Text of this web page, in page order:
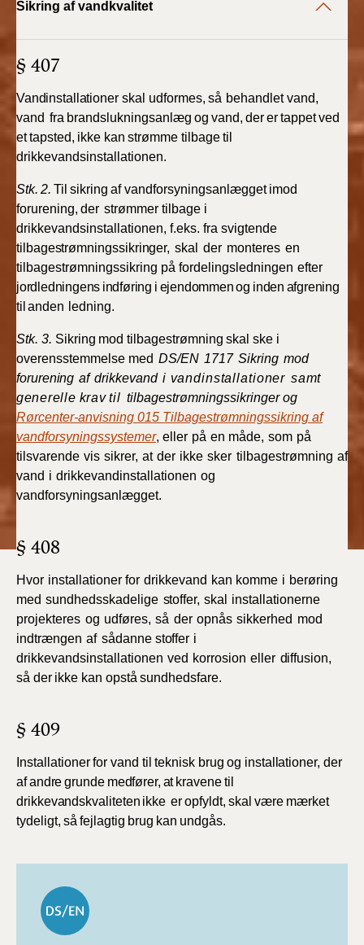
2022)
2022)
BR18 (29/6 - 31/12
2021)
BR18 (1/1-29/6
BR18 (1/7-31/12
2020)
BR18 (10/3-30/6
2020)
BR18 (1/1-9/3 2020)
BR18 (4/7-31/12
2019)
BR18 (1/1-4/7 2019)
BR18 (1/7-31/12
2018)
2018)
BR15 (2015-2018)
Tidligere BR (1961-
2010)
Sikring af vandkvalitet
§ 407
Vandinstallationer skal udformes, så behandlet vand,
vand fra brandslukningsanlæg og vand, derertappetved
ettapsted, ikke kan strømme tilbagetil
drikkevandsinstallationen.
Stk. 2. Til sikring af vandforsyningsanlægget imod
forurening, der strømmer tilbage i
drikkevandsinstallationen, f.eks. fra svigtende
tilbagestrømningssikringer, skal der monteres en
tilbagestrømningssikring på fordelingsledningen efter
jordledningens indføring i ejendommenog inden afgrening
til anden ledning.
Stk. 3. Sikring mod tilbagestrømning skal ske i
overensstemmelse med DS/EN 1717 Sikring mod
forurening af drikkevand i vandinstallationer samt
generelle krav til tilbagestrømningssikringer og
Rørcenter-anvisning 015 Tilbagestrømningssikring af
vandforsyningssystemer, eller på en måde, som på
tilsvarende vis sikrer, at der ikke sker tilbagestrømning af
vand i drikkevandinstallationen og
vandforsyningsanlægget.
§ 408
Hvor installationer for drikkevand kan komme i berøring
med sundhedsskadelige stoffer, skal
installationerne
projekteres og udføres, så der opnås sikkerhed mod
indtrængen af sådanne stoffer i
drikkevandsinstallationen ved korrosion eller diffusion,
så der ikke kan opstå sundhedsfare.
§ 409
Installationer for vand til teknisk brug og installationer, der
afandregrunde medfører, at kravenetil
drikkevandskvaliteten ikke eropfyldt, skal være mærket
tydeligt, så fejlagtig brug kan undgås.